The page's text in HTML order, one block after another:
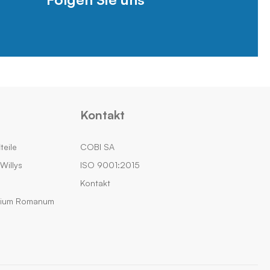
Romanum
Kontakt
COBI SA
ISO 9001:2015
Kontakt